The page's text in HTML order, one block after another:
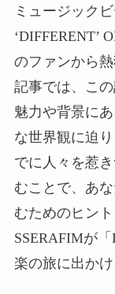
ミュージック
‘DIFFERENT’
のファンから
記事では、こ
魅力や背景に
な世界観に迫
でに人々を惹
むことで、あ
むためのヒン
SSERAFIMが
楽の旅に出かけ